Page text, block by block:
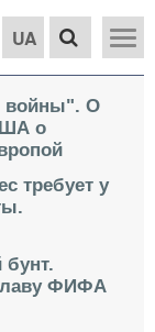
UA
войны". О
о
требует у
бунт.
ФИФА